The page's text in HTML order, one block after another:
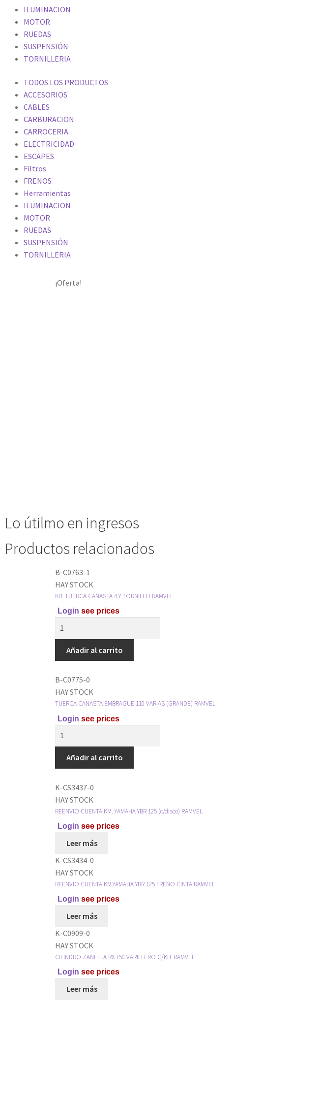
ILUMINACION
MOTOR
RUEDAS
SUSPENSIÓN
TORNILLERIA
TODOS LOS PRODUCTOS
ACCESORIOS
CABLES
CARBURACION
CARROCERIA
ELECTRICIDAD
ESCAPES
Filtros
FRENOS
Herramientas
ILUMINACION
MOTOR
RUEDAS
SUSPENSIÓN
TORNILLERIA
¡Oferta!
Lo útilmo en ingresos
Productos relacionados
B-C0763-1
HAY STOCK
KIT TUERCA CANASTA 4 Y TORNILLO RAMVEL
Login see prices
Añadir al carrito
B-C0775-0
HAY STOCK
TUERCA CANASTA EMBRAGUE 110 VARIAS (GRANDE) RAMVEL
Login see prices
Añadir al carrito
K-CS3437-0
HAY STOCK
REENVIO CUENTA KM. YAMAHA YBR 125 (c/disco) RAMVEL
Login see prices
Leer más
K-CS3434-0
HAY STOCK
REENVIO CUENTA KM.YAMAHA YBR 125 FRENO CINTA RAMVEL
Login see prices
Leer más
K-C0909-0
HAY STOCK
CILINDRO ZANELLA RX 150 VARILLERO C/KIT RAMVEL
Login see prices
Leer más